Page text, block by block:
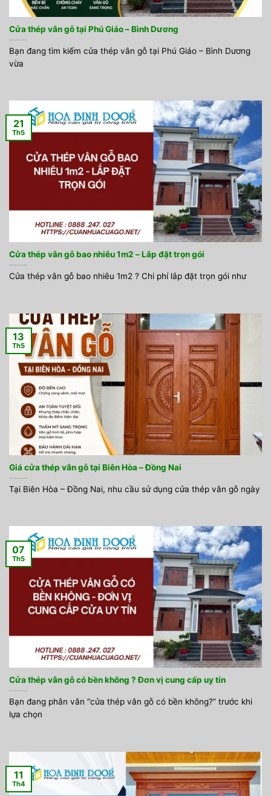
Cửa thép vân gỗ tại Phú Giáo – Bình Dương
Bạn đang tìm kiếm cửa thép vân gỗ tại Phú Giáo – Bình Dương
vừa
Cửa thép vân gỗ bao nhiêu 1m2 – Lắp đặt trọn gói
Cửa thép vân gỗ bao nhiêu 1m2 ? Chi phí lắp đặt trọn gói như
21
Th5
Giá cửa thép vân gỗ tại Biên Hòa – Đồng Nai
Tại Biên Hòa – Đồng Nai, nhu cầu sử dụng cửa thép vân gỗ ngày
13
Th5
Cửa thép vân gỗ có bền không ? Đơn vị cung cấp uy tín
Bạn đang phân vân “cửa thép vân gỗ có bền không?” trước khi
lựa chọn
07
Th5
11
Th4